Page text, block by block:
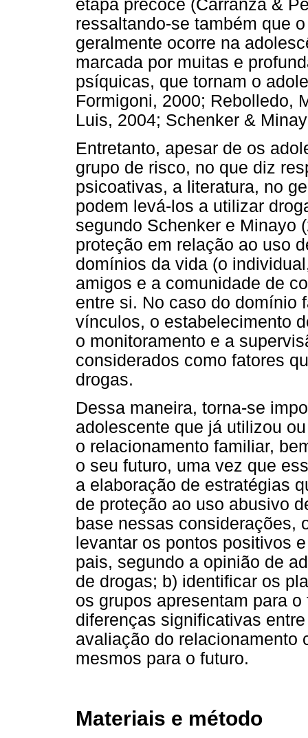
etapa precoce (Carranza &
ressaltando-se também que
geralmente ocorre na
marcada por muitas e
psíquicas, que tornam o
Formigoni, 2000; Rebolledo,
Luis, 2004; Schenker &
Entretanto, apesar de os
grupo de risco, no que diz
psicoativas, a literatura, no
podem levá-los a utilizar
segundo Schenker e Minayo
proteção em relação ao uso
domínios da vida (o
amigos e a comunidade de
entre si. No caso do domínio
vínculos, o estabelecimento
o monitoramento e a
considerados como fatores
drogas.
Dessa maneira, torna-se
adolescente que já utilizou
o relacionamento familiar,
o seu futuro, uma vez que
a elaboração de estratégias
de proteção ao uso abusivo
base nessas considerações,
levantar os pontos positivos
pais, segundo a opinião de
de drogas; b) identificar os
os grupos apresentam para
diferenças significativas
avaliação do relacionamento
mesmos para o futuro.
Materiais e método